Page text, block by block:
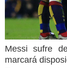
Messi sufre
marcará